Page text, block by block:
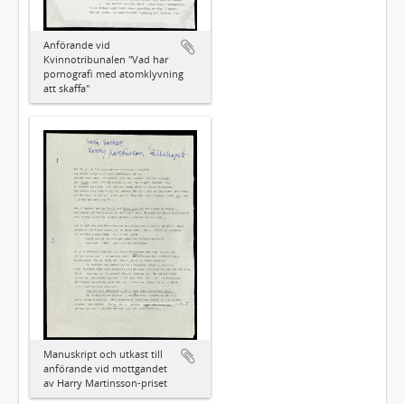
Anförande vid
Kvinnotribunalen "Vad har
pornografi med atomklyvning
att skaffa"
Manuskript och utkast till
anförande vid mottgandet
av Harry Martinsson-priset